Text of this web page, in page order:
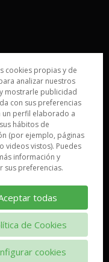
la
cookies propias y de
analizar nuestros
mostrarle publicidad
con sus preferencias
un perfil elaborado a
hábitos de
(por ejemplo, páginas
videos vistos). Puedes
información y
sus preferencias.
todas
de Cookies
cookies